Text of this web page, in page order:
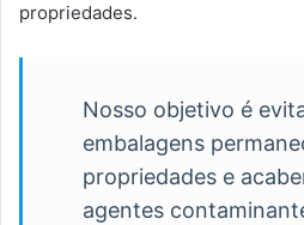
propriedades.
Nosso objetivo é
embalagens
propriedades e
agentes